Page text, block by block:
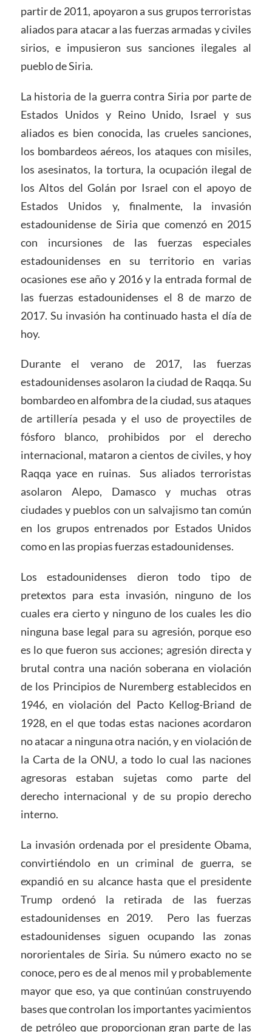
partir de 2011, apoyaron a sus grupos terroristas
aliados para atacar a las fuerzas armadas y civiles
sirios, e impusieron sus sanciones ilegales al
pueblo de Siria.
La historia de la guerra contra Siria por parte de
Estados Unidos y Reino Unido, Israel y sus
aliados es bien conocida, las crueles sanciones,
los bombardeos aéreos, los ataques con misiles,
los asesinatos, la tortura, la ocupación ilegal de
los Altos del Golán por Israel con el apoyo de
Estados Unidos y, finalmente, la invasión
estadounidense de Siria que comenzó en 2015
con incursiones de las fuerzas especiales
estadounidenses en su territorio en varias
ocasiones ese año y 2016 y la entrada formal de
las fuerzas estadounidenses el 8 de marzo de
2017. Su invasión ha continuado hasta el día de
hoy.
Durante el verano de 2017, las fuerzas
estadounidenses asolaron la ciudad de Raqqa. Su
bombardeo en alfombra de la ciudad, sus ataques
de artillería pesada y el uso de proyectiles de
fósforo blanco, prohibidos por el derecho
internacional, mataron a cientos de civiles, y hoy
Raqqa yace en ruinas. Sus aliados terroristas
asolaron Alepo, Damasco y muchas otras
ciudades y pueblos con un salvajismo tan común
en los grupos entrenados por Estados Unidos
como en las propias fuerzas estadounidenses.
Los estadounidenses dieron todo tipo de
pretextos para esta invasión, ninguno de los
cuales era cierto y ninguno de los cuales les dio
ninguna base legal para su agresión, porque eso
es lo que fueron sus acciones; agresión directa y
brutal contra una nación soberana en violación
de los Principios de Nuremberg establecidos en
1946, en violación del Pacto Kellog-Briand de
1928, en el que todas estas naciones acordaron
no atacar a ninguna otra nación, y en violación de
la Carta de la ONU, a todo lo cual las naciones
agresoras estaban sujetas como parte del
derecho internacional y de su propio derecho
interno.
La invasión ordenada por el presidente Obama,
convirtiéndolo en un criminal de guerra, se
expandió en su alcance hasta que el presidente
Trump ordenó la retirada de las fuerzas
estadounidenses en 2019. Pero las fuerzas
estadounidenses siguen ocupando las zonas
nororientales de Siria. Su número exacto no se
conoce, pero es de al menos mil y probablemente
mayor que eso, ya que continúan construyendo
bases que controlan los importantes yacimientos
de petróleo que proporcionan gran parte de las